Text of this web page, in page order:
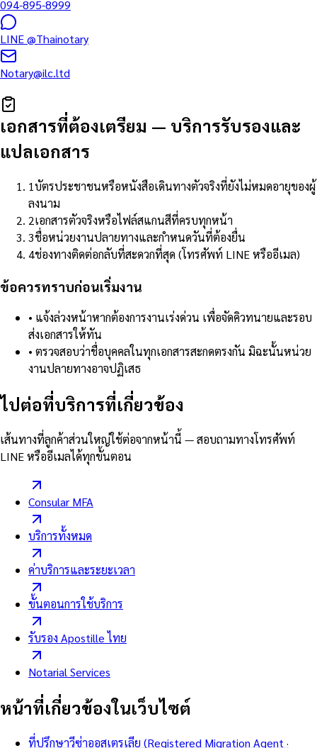
094-895-8999
LINE@Thainotary
Notary@ilc.ltd
เอกสารที่ต้องเตรียม — บริการรับรองและ
แปลเอกสาร
1บัตรประชาชนหรือหนังสือเดินทางตัวจริงที่ยังไม่หมดอายุของผู้
ลงนาม
2เอกสารตัวจริงหรือไฟล์สแกนสีที่ครบทุกหน้า
3ชื่อหน่วยงานปลายทางและกำหนดวันที่ต้องยื่น
4ช่องทางติดต่อกลับที่สะดวกที่สุด (โทรศัพท์ LINE หรืออีเมล)
ข้อควรทราบก่อนเริ่มงาน
• แจ้งล่วงหน้าหากต้องการงานเร่งด่วน เพื่อจัดคิวทนายและรอบ
ส่งเอกสารให้ทัน
• ตรวจสอบว่าชื่อบุคคลในทุกเอกสารสะกดตรงกัน มิฉะนั้นหน่วย
งานปลายทางอาจปฏิเสธ
ไปต่อที่บริการที่เกี่ยวข้อง
เส้นทางที่ลูกค้าส่วนใหญ่ใช้ต่อจากหน้านี้ — สอบถามทางโทรศัพท์
LINE หรืออีเมลได้ทุกขั้นตอน
Consular MFA
บริการทั้งหมด
ค่าบริการและระยะเวลา
ขั้นตอนการใช้บริการ
รับรอง Apostille ไทย
Notarial Services
หน้าที่เกี่ยวข้องในเว็บไซต์
ที่ปรึกษาวีซ่าออสเตรเลีย (Registered Migration Agent ·